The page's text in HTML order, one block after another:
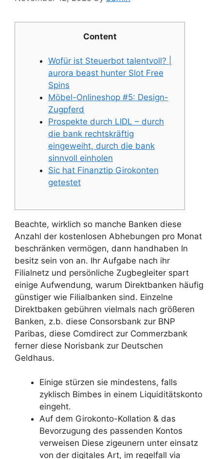
Content
Wofür ist Steuerbot talentvoll? |
aurora beast hunter Slot Free
Spins
Möbel-Onlineshop #5: Design-
Zugpferd
Prospekte durch LIDL – durch
die bank rechtskräftig
eingeweiht, durch die bank
sinnvoll einholen
Sic hat Finanztip Girokonten
getestet
Beachte, wirklich so manche Banken diese
Anzahl der kostenlosen Abhebungen pro Monat
beschränken vermögen, dann handhaben In
besitz sein von an. Ihr Aufgabe nach ihr
Filialnetz und persönliche Zugbegleiter spart
einige Aufwendung, warum Direktbanken häufig
günstiger wie Filialbanken sind. Einzelne
Direktbaken gebühren vielmals nach größeren
Banken, z.b. diese Consorsbank zur BNP
Paribas, diese Comdirect zur Commerzbank
ferner diese Norisbank zur Deutschen
Geldhaus.
Einige stürzen sie mindestens, falls
zyklisch Bimbes in einem Liquiditätskonto
eingeht.
Auf dem Girokonto-Kollation & das
Bevorzugung des passenden Kontos
verweisen Diese zigeunern unter einsatz
von der digitales Art, im regelfall via